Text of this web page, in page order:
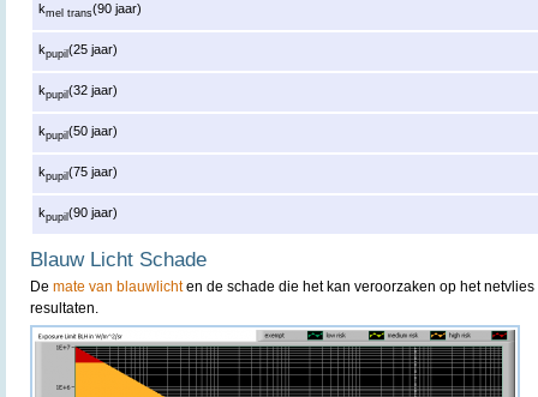
kmel trans(90 jaar)
kpupil(25 jaar)
kpupil(32 jaar)
kpupil(50 jaar)
kpupil(75 jaar)
kpupil(90 jaar)
Blauw Licht Schade
De mate van blauwlichten de schade die het kan veroorzaken op het
resultaten.